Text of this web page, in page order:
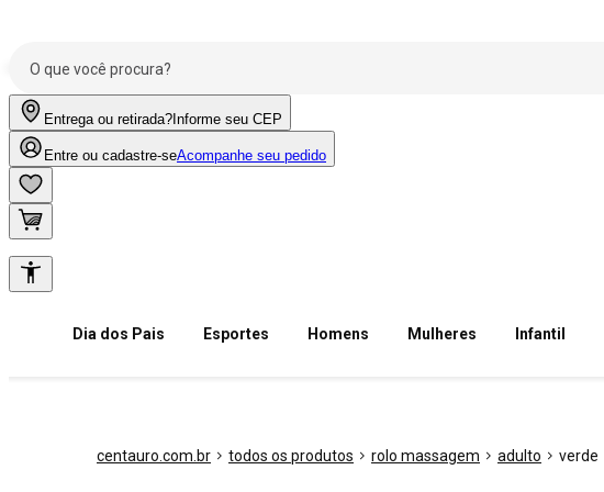
Entrega ou retirada? Informe seu CEP
Entre ou cadastre-seAcompanhe seu pedido
Dia dos Pais Esportes Homens Mulheres Infantil
centauro.com.br todos os produtos rolo massagem adulto verde